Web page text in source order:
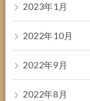
2023年1月
2022年10月
2022年9月
2022年8月